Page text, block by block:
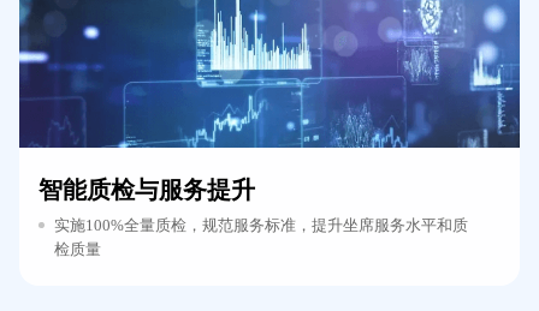
智能质检与服务提升
实施100%全量质检，规范服务标准，提升坐席服务水平和质
检质量